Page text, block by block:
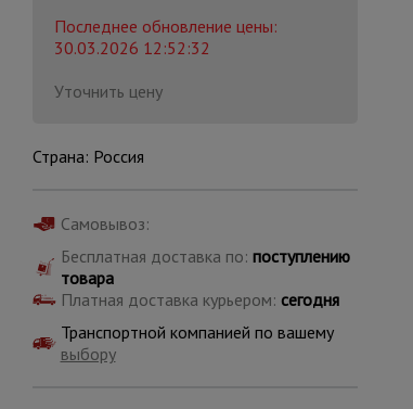
Последнее обновление цены:
30.03.2026 12:52:32
Уточнить цену
Страна: Россия
Самовывоз:
Бесплатная доставка по: поступлению
товара
Платная доставка курьером: сегодня
Транспортной компанией по вашему
выбору